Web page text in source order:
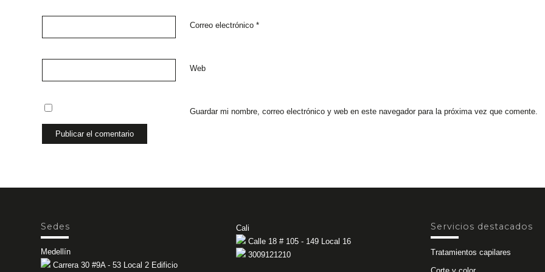
Correo electrónico *
Web
Guardar mi nombre, correo electrónico y web en este navegador para la próxima vez que comente.
Sedes
Medellín
Carrera 30 #9A - 53 Local 2 Edificio
Cali
Calle 18 # 105 - 149 Local 16
3009121210
Servicios destacados
Tratamientos capilares